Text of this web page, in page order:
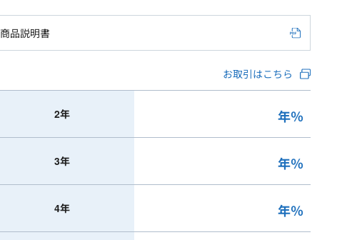
商品説明書
お取引はこちら
2年 年％
3年 年％
4年 年％